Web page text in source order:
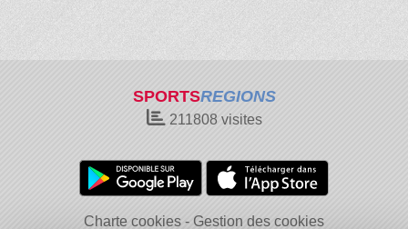
SPORTSREGIONS
211808 visites
Charte cookies Gestion des cookies